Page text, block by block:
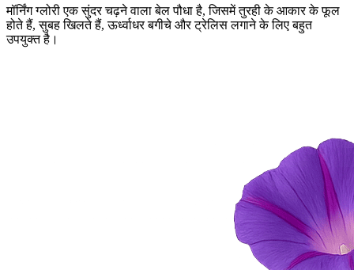
मॉर्निंग ग्लोरी एक सुंदर चढ़ने वाला बेल पौधा है, जिसमें तुरही के आकार के फूल
होते हैं, सुबह खिलते हैं, ऊर्ध्वाधर बगीचे और ट्रेलिस लगाने के लिए बहुत
उपयुक्त है।